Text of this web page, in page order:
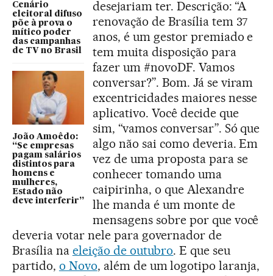
Cenário
eleitoral difuso
põe à prova o
mítico poder
das campanhas
de TV no Brasil
João Amoêdo:
“Se empresas
pagam salários
distintos para
homens e
mulheres,
Estado não
deve interferir”
desejariam ter. Descrição: “A
renovação de Brasília tem 37
anos, é um gestor premiado e
tem muita disposição para
fazer um #novoDF. Vamos
conversar?”. Bom. Já se viram
excentricidades maiores nesse
aplicativo. Você decide que
sim, “vamos conversar”. Só que
algo não sai como deveria. Em
vez de uma proposta para se
conhecer tomando uma
caipirinha, o que Alexandre
lhe manda é um monte de
mensagens sobre por que você
deveria votar nele para governador de
Brasília na eleição de outubro. E que seu
partido, o Novo, além de um logotipo laranja,